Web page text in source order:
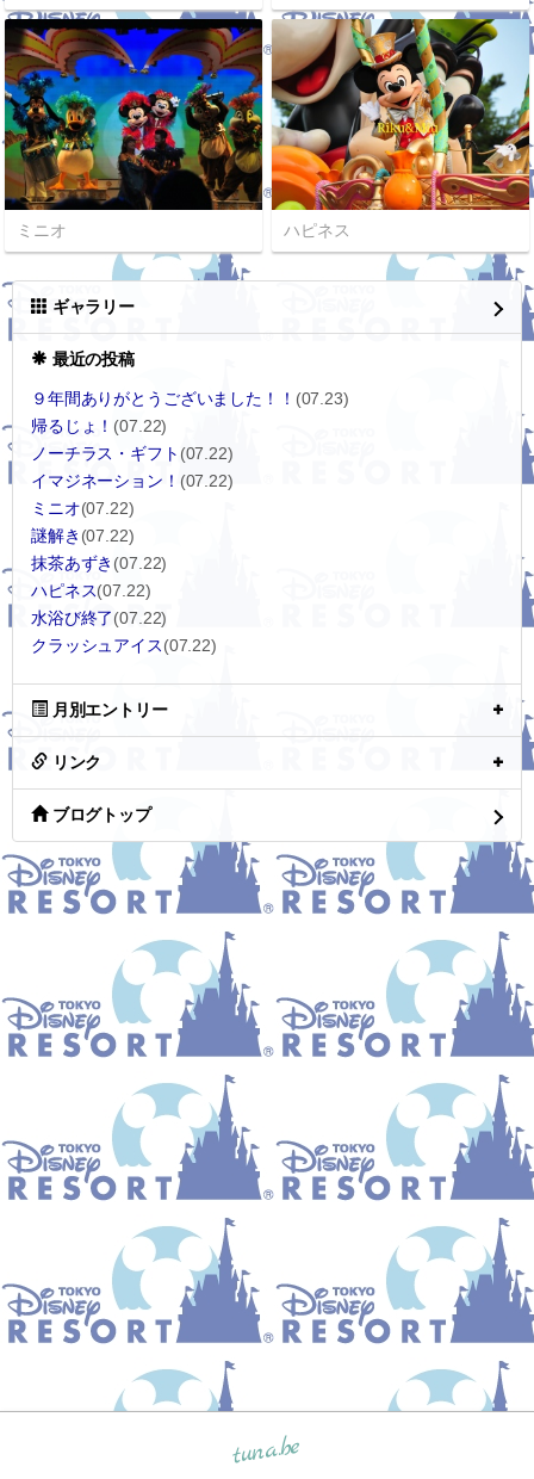
ミニオ ハピネス
ギャラリー
最近の投稿
９年間ありがとうございました！！ (07.23)
帰るじょ！ (07.22)
ノーチラス・ギフト (07.22)
イマジネーション！ (07.22)
ミニオ(07.22)
謎解き (07.22)
抹茶あずき (07.22)
ハピネス(07.22)
水浴び終了(07.22)
クラッシュアイス(07.22)
月別エントリー
リンク
ブログトップ
tuna.be